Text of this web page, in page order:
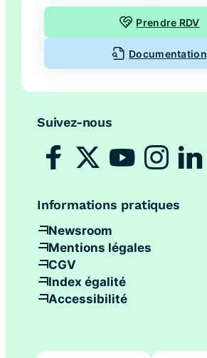
Prendre RDV
Documentation
Suivez-nous
Informations pratiques
Newsroom
Mentions légales
CGV
Index égalité
Accessibilité